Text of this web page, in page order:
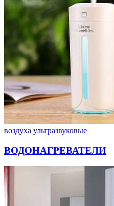
воздуха ультразвуковые
ВОДОНАГРЕВАТЕЛИ